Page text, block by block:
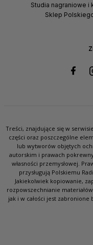
Studia nagraniowe i
Sklep
Treści, znajdujące się w
części oraz poszczególne
lub wytworów objętych
autorskim i prawach
własności przemysłowej.
przysługują Polskiemu
Jakiekolwiek kopiowanie,
rozpowszechnianie
jak i w całości jest